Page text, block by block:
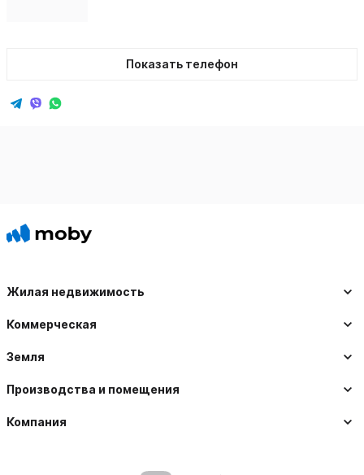
Показать телефон
Жилая недвижимость
Коммерческая
Земля
Производства и помещения
Компания